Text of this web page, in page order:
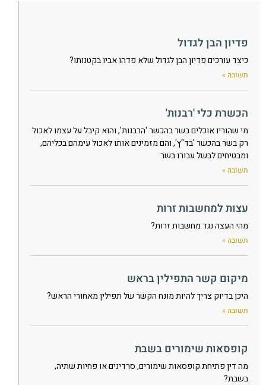
פדיון הבן לגדול
כיצד עורכים פדיון הבן לגדול שלא פדהו אביו בקטנותו?
תשובה »
הכשרת כלי 'רבנות'
מי שהוריו אוכלים בשר בהכשר 'הרבנות', והוא קיבל על עצמו לאכול
רק בשר בהכשר 'בד"ץ', והם מזמינים אותו לאכול עימהם בכליהם,
ומבטיחים לבשל עבורו בשר
תשובה »
עצות למחשבות זרות
מהי העצה נגד מחשבות זרות?
תשובה »
מיקום קשר התפילין בראש
היכן בדיוק צריך להיות מונח הקשר של תפילין מאחורי הראש?
תשובה »
קופסאות שימורים בשבת
מה דין פתיחת קופסאות שימורים, סרדינים או פחיות שתיה,
בשבת?